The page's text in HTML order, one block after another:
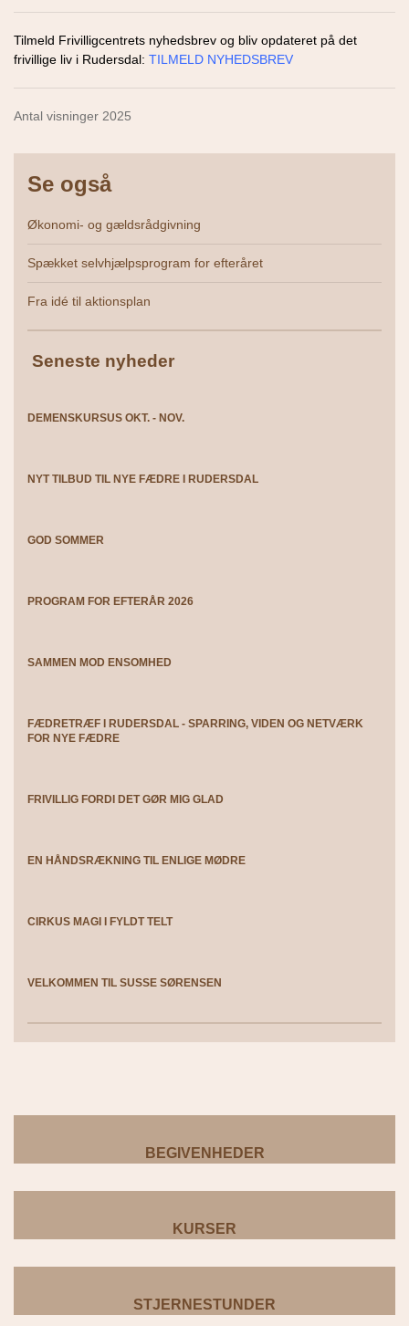
Tilmeld Frivilligcentrets nyhedsbrev og bliv opdateret på det
frivillige liv i Rudersdal: TILMELD NYHEDSBREV
Antal visninger 2025
Se også
Økonomi- og gældsrådgivning
Spækket selvhjælpsprogram for efteråret
Fra idé til aktionsplan
Seneste nyheder
DEMENSKURSUS OKT. - NOV.
NYT TILBUD TIL NYE FÆDRE I RUDERSDAL
GOD SOMMER
PROGRAM FOR EFTERÅR 2026
SAMMEN MOD ENSOMHED
FÆDRETRÆF I RUDERSDAL - SPARRING, VIDEN OG NETVÆRK
FOR NYE FÆDRE
FRIVILLIG FORDI DET GØR MIG GLAD
EN HÅNDSRÆKNING TIL ENLIGE MØDRE
CIRKUS MAGI I FYLDT TELT
VELKOMMEN TIL SUSSE SØRENSEN
BEGIVENHEDER
KURSER
STJERNESTUNDER